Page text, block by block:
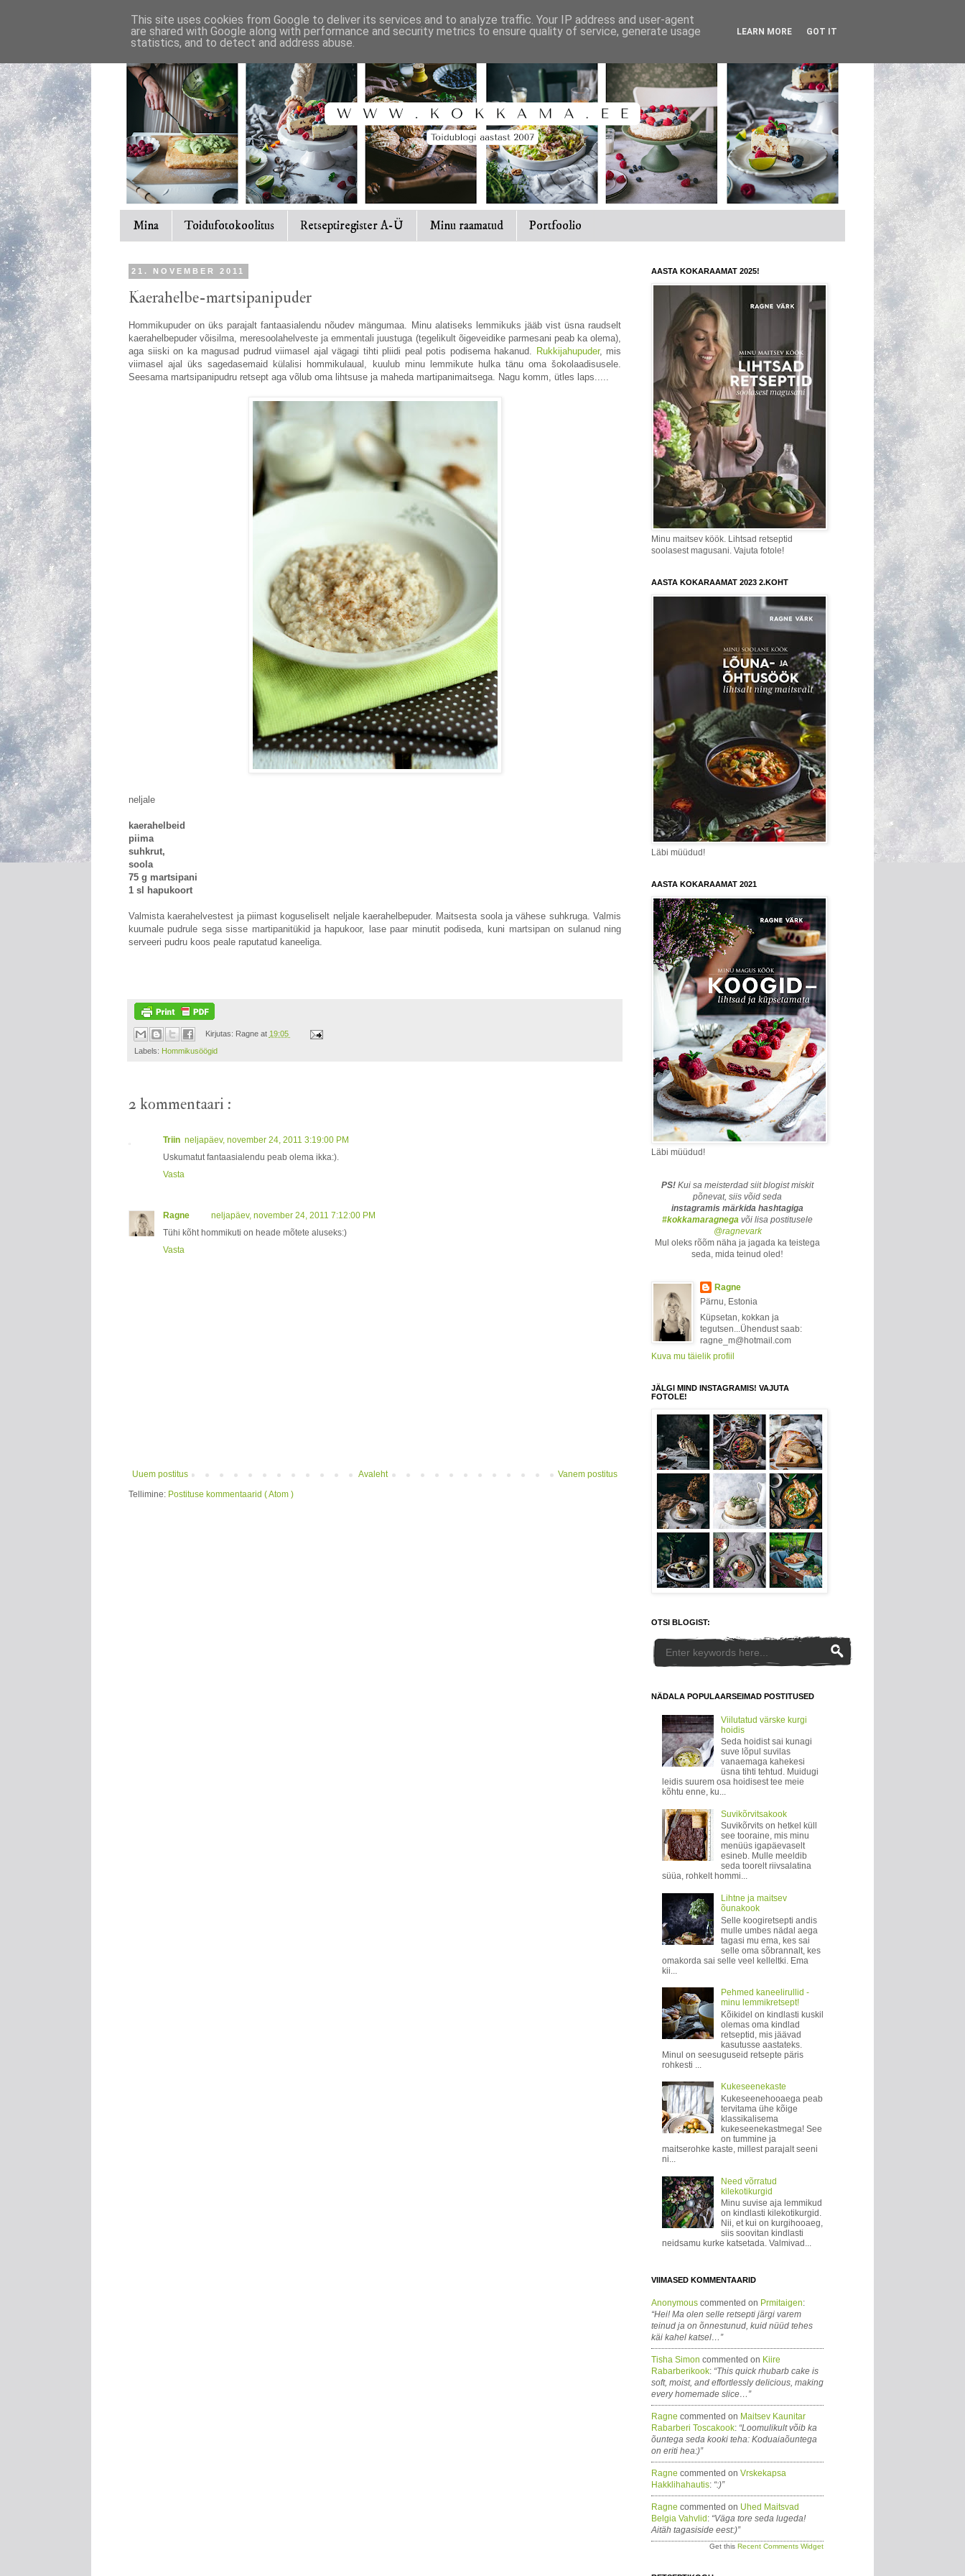
Mina Toidufotokoolitus Retseptiregister A-Ü Minu raamatud Portfoolio
21. NOVEMBER 2011
Kaerahelbe-martsipanipuder
Hommikupuder on üks parajalt fantaasialendu nõudev mängumaa. Minu alatiseks lemmikuks jääb vist üsna raudselt
kaerahelbepuder võisilma, meresoolahelveste ja emmentali juustuga (tegelikult õigeveidike parmesani peab ka olema),
aga siiski on ka magusad pudrud viimasel ajal vägagi tihti pliidi peal potis podisema hakanud. Rukkijahupuder, mis
viimasel ajal üks sagedasemaid külalisi hommikulaual, kuulub minu lemmikute hulka tänu oma šokolaadisusele.
Seesama martsipanipudru retsept aga võlub oma lihtsuse ja maheda martipanimaitsega. Nagu komm, ütles laps.....
neljale
kaerahelbeid
piima
suhkrut,
soola
75 g martsipani
1 sl hapukoort
Valmista kaerahelvestest ja piimast koguseliselt neljale kaerahelbepuder. Maitsesta soola ja vähese suhkruga. Valmis
kuumale pudrule sega sisse martipanitükid ja hapukoor, lase paar minutit podiseda, kuni martsipan on sulanud ning
serveeri pudru koos peale raputatud kaneeliga.
Kirjutas: Ragne at 19:05
Labels: Hommikusöögid
2 kommentaari :
Triin neljapäev, november 24, 2011 3:19:00 PM
Uskumatut fantaasialendu peab olema ikka:).
Vasta
Ragne
neljapäev, november 24, 2011 7:12:00 PM
Tühi kõht hommikuti on heade mõtete aluseks:)
Vasta
Uuem postitus Vanem postitus
Avaleht
Tellimine: Postituse kommentaarid ( Atom )
AASTA KOKARAAMAT 2025!
Minu maitsev köök. Lihtsad retseptid
soolasest magusani. Vajuta fotole!
AASTA KOKARAAMAT 2023 2.KOHT
Läbi müüdud!
AASTA KOKARAAMAT 2021
Läbi müüdud!
PS! Kui sa meisterdad siit blogist miskit
põnevat, siis võid seda
instagramis märkida hashtagiga
#kokkamaragnega või lisa postitusele
@ragnevark
Mul oleks rõõm näha ja jagada ka teistega
seda, mida teinud oled !
Ragne
Pärnu, Estonia
Küpsetan, kokkan ja
tegutsen...Ühendust saab:
ragne_m@hotmail.com
Kuva mu täielik profiil
JÄLGI MIND INSTAGRAMIS! VAJUTA
FOTOLE!
OTSI BLOGIST:
NÄDALA POPULAARSEIMAD POSTITUSED
Viilutatud värske kurgi
hoidis
Seda hoidist sai kunagi
suve lõpul suvilas
vanaemaga kahekesi
üsna tihti tehtud. Muidugi
leidis suurem osa hoidisest tee meie
kõhtu enne, ku...
Suvikõrvitsakook
Suvikõrvits on hetkel küll
see tooraine, mis minu
menüüs igapäevaselt
esineb. Mulle meeldib
seda toorelt riivsalatina
süüa, rohkelt hommi...
Lihtne ja maitsev
õunakook
Selle koogiretsepti andis
mulle umbes nädal aega
tagasi mu ema, kes sai
selle oma sõbrannalt, kes
omakorda sai selle veel kelleltki. Ema
kii...
Pehmed kaneelirullid -
minu lemmikretsept!
Kõikidel on kindlasti kuskil
olemas oma kindlad
retseptid, mis jäävad
kasutusse aastateks.
Minul on seesuguseid retsepte päris
rohkesti ...
Kukeseenekaste
Kukeseenehooaega peab
tervitama ühe kõige
klassikalisema
kukeseenekastmega! See
on tummine ja
maitserohke kaste, millest parajalt seeni
ni...
Need võrratud
kilekotikurgid
Minu suvise aja lemmikud
on kindlasti kilekotikurgid.
Nii, et kui on kurgihooaeg,
siis soovitan kindlasti
neidsamu kurke katsetada. Valmivad...
VIIMASED KOMMENTAARID
Anonymous commented on Prmitaigen:
“Hei! Ma olen selle retsepti järgi varem
teinud ja on õnnestunud, kuid nüüd tehes
käi kahel katsel…”
Tisha Simon commented on Kiire
Rabarberikook: “This quick rhubarb cake is
soft, moist, and effortlessly delicious, making
every homemade slice…”
Ragne commented on Maitsev Kaunitar
Rabarberi Toscakook: “Loomulikult võib ka
õuntega seda kooki teha: Koduaiaõuntega
on eriti hea:)”
Ragne commented on Vrskekapsa
Hakklihahautis: “:)”
Ragne commented on Uhed Maitsvad
Belgia Vahvlid : “Väga tore seda lugeda!
Aitäh tagasiside eest:)”
Get this Recent Comments Widget
This site uses cookies from Google to deliver its services and to analyze traffic. Your IP address and user-agent
are shared with Google along with performance and security metrics to ensure quality of service, generate usage
statistics, and to detect and address abuse.
LEARN MORE GOT IT